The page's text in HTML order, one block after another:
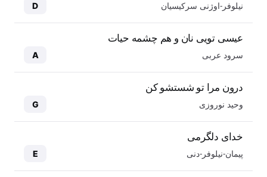
نیلوفر-اوژنی سرکیسیان D
عیسی تویی نان و هم چشمه حیات
سرود عربی A
درون مرا تو شستشو کن
وحید نوروزی G
خدای دلگرمی
پیمان-نیلوفر-دنی E